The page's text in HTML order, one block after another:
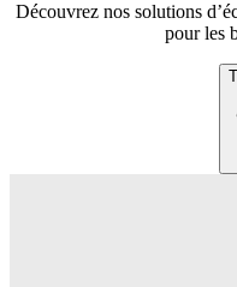
Découvrez nos solutions
pour les